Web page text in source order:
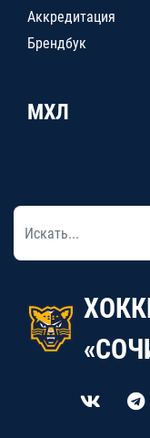
Аккредитация
Брендбук
МХЛ